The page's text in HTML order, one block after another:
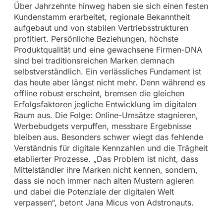
Über Jahrzehnte hinweg haben sie sich einen festen
Kundenstamm erarbeitet, regionale Bekanntheit
aufgebaut und von stabilen Vertriebsstrukturen
profitiert. Persönliche Beziehungen, höchste
Produktqualität und eine gewachsene Firmen-DNA
sind bei traditionsreichen Marken demnach
selbstverständlich. Ein verlässliches Fundament ist
das heute aber längst nicht mehr. Denn während es
offline robust erscheint, bremsen die gleichen
Erfolgsfaktoren jegliche Entwicklung im digitalen
Raum aus. Die Folge: Online-Umsätze stagnieren,
Werbebudgets verpuffen, messbare Ergebnisse
bleiben aus. Besonders schwer wiegt das fehlende
Verständnis für digitale Kennzahlen und die Trägheit
etablierter Prozesse. „Das Problem ist nicht, dass
Mittelständler ihre Marken nicht kennen, sondern,
dass sie noch immer nach alten Mustern agieren
und dabei die Potenziale der digitalen Welt
verpassen“, betont Jana Micus von Adstronauts.